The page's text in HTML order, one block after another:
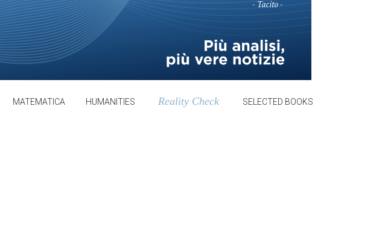
MATEMATICA HUMANITIES Reality Check SELECTED BOOKS